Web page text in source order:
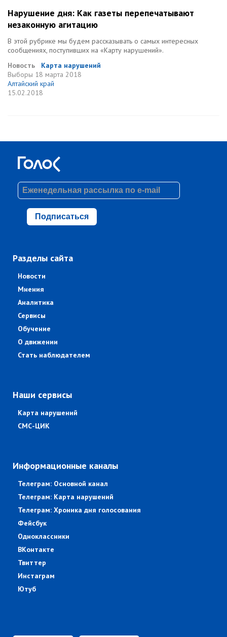
Нарушение дня: Как газеты перепечатывают
незаконную агитацию
В этой рубрике мы будем рассказывать о самых интересных
сообщениях, поступивших на «Карту нарушений».
Новость
Карта нарушений
Выборы 18 марта 2018
Алтайский край
15.02.2018
Подписаться
Разделы сайта
Новости
Мнения
Аналитика
Сервисы
Обучение
О движении
Стать наблюдателем
Наши сервисы
Карта нарушений
СМС-ЦИК
Информационные каналы
Телеграм: Основной канал
Телеграм: Карта нарушений
Телеграм: Хроника дня голосования
Фейсбук
Одноклассники
ВКонтакте
Твиттер
Инстаграм
Ютуб